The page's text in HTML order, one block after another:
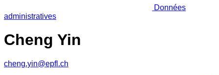
Données
administratives
Cheng Yin
cheng.yin@epfl.ch